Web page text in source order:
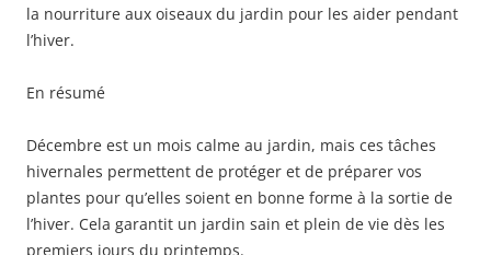
la nourriture aux oiseaux du jardin pour les aider pendant
l’hiver.
En résumé
Décembre est un mois calme au jardin, mais ces tâches
hivernales permettent de protéger et de préparer vos
plantes pour qu’elles soient en bonne forme à la sortie de
l’hiver. Cela garantit un jardin sain et plein de vie dès les
premiers jours du printemps.